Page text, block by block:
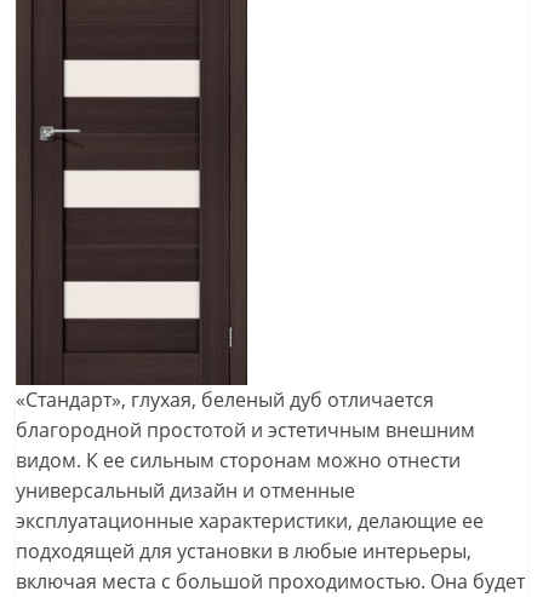
«Стандарт», глухая, беленый дуб отличается
благородной простотой и эстетичным внешним
видом. К ее сильным сторонам можно отнести
универсальный дизайн и отменные
эксплуатационные характеристики, делающие ее
подходящей для установки в любые интерьеры,
включая места с большой проходимостью. Она будет